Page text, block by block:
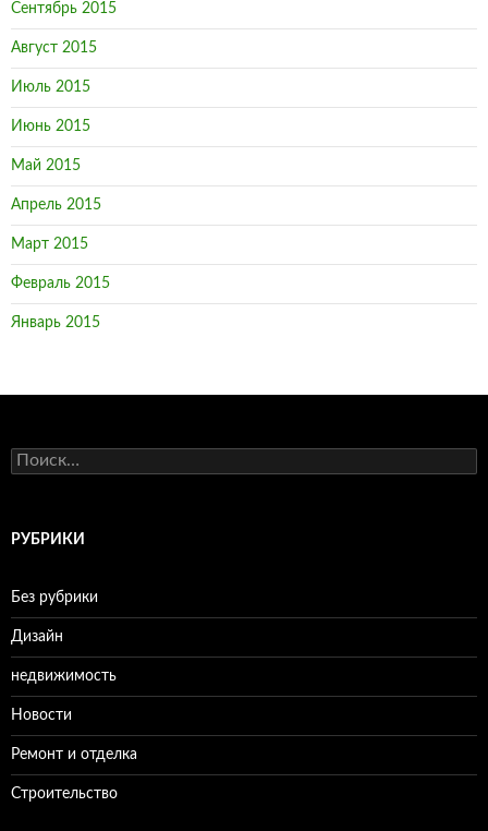
Сентябрь 2015
Август 2015
Июль 2015
Июнь 2015
Май 2015
Апрель 2015
Март 2015
Февраль 2015
Январь 2015
Н
а
иРУБРИКИ
Без рубрики
Дизайн
недвижимость
Новости
Ремонт и отделка
Строительство